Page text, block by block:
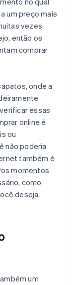
um preço mais
vezes
então os
comprar
onde a
essas
online é
ou
não poderia
também é
momentos
como
deseja.
um